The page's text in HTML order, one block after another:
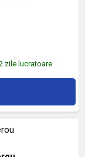
zile lucratoare